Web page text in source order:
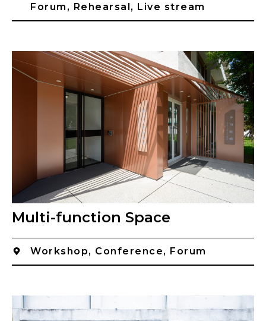
Forum, Rehearsal, Live stream
Multi-function Space
Workshop, Conference, Forum